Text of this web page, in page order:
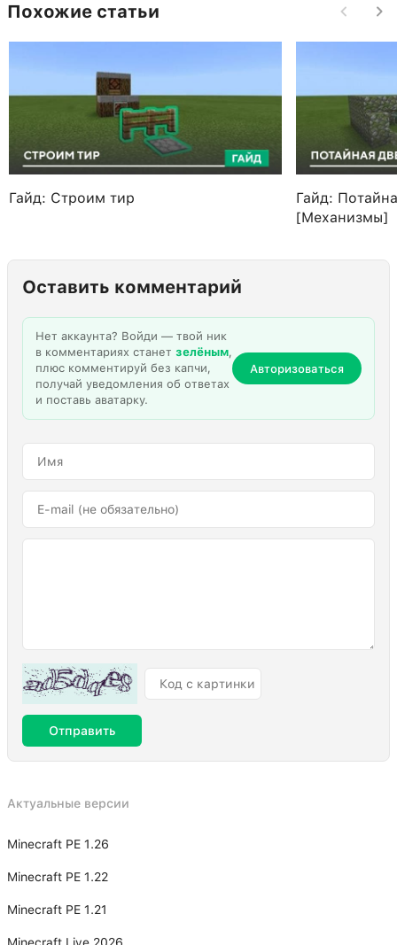
Похожие статьи
Гайд: Строим тир
Гайд:
[Механизмы]
Оставить комментарий
Нет аккаунта? Войди — твой ник
в комментариях станет зелёным,
плюс комментируй без капчи,
получай уведомления об ответах
и поставь аватарку.
Авторизоваться
Отправить
Актуальные версии
Minecraft PE 1.26
Minecraft PE 1.22
Minecraft PE 1.21